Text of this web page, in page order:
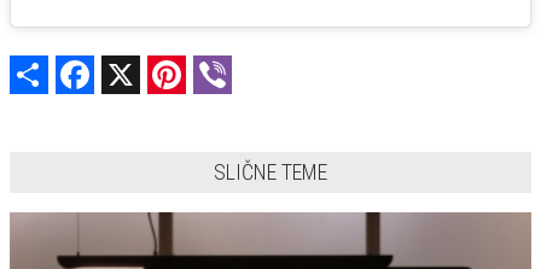
Share Facebook Pinterest
SLIČNE TEME